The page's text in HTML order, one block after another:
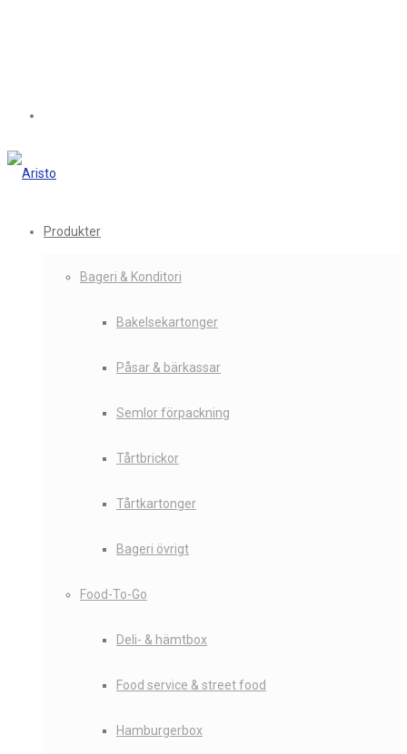
Produkter
Bageri & Konditori
Bakelsekartonger
Påsar & bärkassar
Semlor förpackning
Tårtbrickor
Tårtkartonger
Bageri övrigt
Food-To-Go
Deli- & hämtbox
Food service & street food
Hamburgerbox